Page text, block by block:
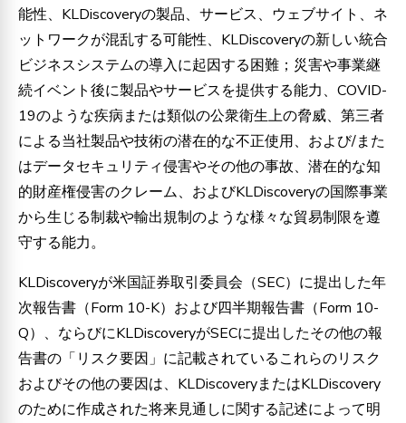
能性、KLDiscoveryの製品、サービス、ウェブサイト、ネ
ットワークが混乱する可能性、KLDiscoveryの新しい統合
ビジネスシステムの導入に起因する困難；災害や事業継
続イベント後に製品やサービスを提供する能力、COVID-
19のような疾病または類似の公衆衛生上の脅威、第三者
による当社製品や技術の潜在的な不正使用、および/また
はデータセキュリティ侵害やその他の事故、潜在的な知
的財産権侵害のクレーム、およびKLDiscoveryの国際事業
から生じる制裁や輸出規制のような様々な貿易制限を遵
守する能力。
KLDiscoveryが米国証券取引委員会（SEC）に提出した年
次報告書（Form 10-K）および四半期報告書（Form 10-
Q）、ならびにKLDiscoveryがSECに提出したその他の報
告書の「リスク要因」に記載されているこれらのリスク
およびその他の要因は、KLDiscoveryまたはKLDiscovery
のために作成された将来見通しに関する記述によって明